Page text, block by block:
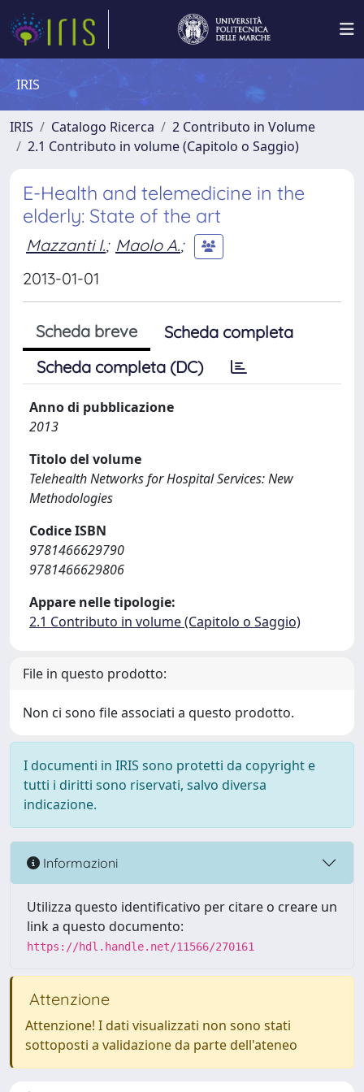
IRIS
IRIS Catalogo Ricerca
2 Contributo in Volume
2.1 Contributo in volume (Capitolo o Saggio)
E-Health and telemedicine in the
elderly: State of the art
Mazzanti I.; Maolo A.;
2013-01-01
Scheda breve
Scheda completa
Scheda completa (DC)
Anno di pubblicazione
2013
Titolo del volume
Telehealth Networks for Hospital Services: New
Methodologies
Codice ISBN
9781466629790
9781466629806
Appare nelle tipologie:
2.1 Contributo in volume (Capitolo o Saggio)
File in questo prodotto:
Non ci sono file associati a questo prodotto.
I documenti in IRIS sono protetti da copyright e
tutti i diritti sono riservati, salvo diversa
indicazione.
Informazioni
Utilizza questo identificativo per citare o creare un
link a questo documento:
https://hdl.handle.net/11566/270161
Attenzione
Attenzione! I dati visualizzati non sono stati
sottoposti a validazione da parte dell'ateneo